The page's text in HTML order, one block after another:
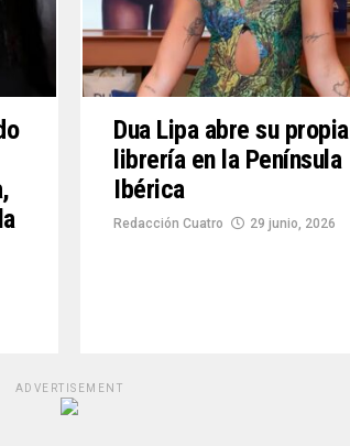
Dua Lipa abre su propia
librería en la Península
Ibérica
Redacción Cuatro 29 junio, 2026
ADVERTISEMENT